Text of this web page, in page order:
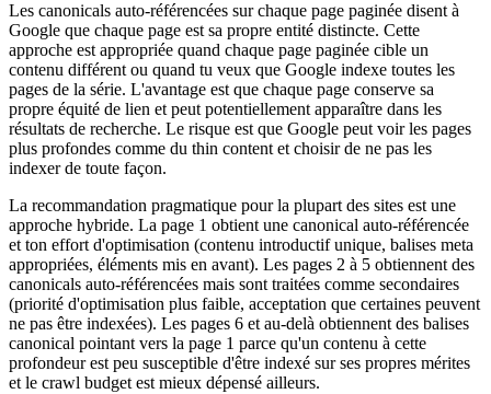
Les canonicals auto-référencées sur chaque page paginée disent à
Google que chaque page est sa propre entité distincte. Cette
approche est appropriée quand chaque page paginée cible un
contenu différent ou quand tu veux que Google indexe toutes les
pages de la série. L'avantage est que chaque page conserve sa
propre équité de lien et peut potentiellement apparaître dans les
résultats de recherche. Le risque est que Google peut voir les pages
plus profondes comme du thin content et choisir de ne pas les
indexer de toute façon.
La recommandation pragmatique pour la plupart des sites est une
approche hybride. La page 1 obtient une canonical auto-référencée
et ton effort d'optimisation (contenu introductif unique, balises meta
appropriées, éléments mis en avant). Les pages 2 à 5 obtiennent des
canonicals auto-référencées mais sont traitées comme secondaires
(priorité d'optimisation plus faible, acceptation que certaines peuvent
ne pas être indexées). Les pages 6 et au-delà obtiennent des balises
canonical pointant vers la page 1 parce qu'un contenu à cette
profondeur est peu susceptible d'être indexé sur ses propres mérites
et le crawl budget est mieux dépensé ailleurs.